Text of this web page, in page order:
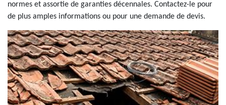
normes et assortie de garanties décennales. Contactez-le pour
de plus amples informations ou pour une demande de devis.